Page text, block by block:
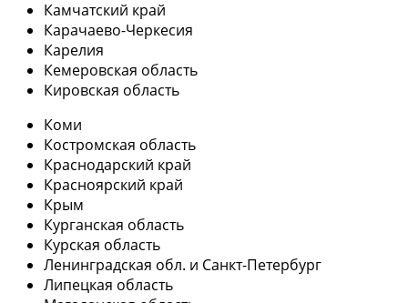
Камчатский край
Карачаево-Черкесия
Карелия
Кемеровская область
Кировская область
Коми
Костромская область
Краснодарский край
Красноярский край
Крым
Курганская область
Курская область
Ленинградская обл. и Санкт-Петербург
Липецкая область